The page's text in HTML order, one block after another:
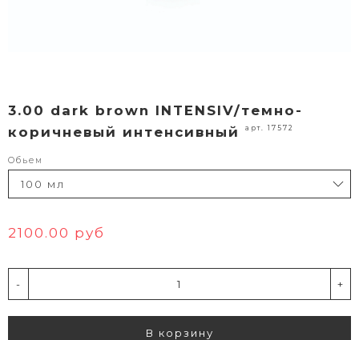
3.00 dark brown INTENSIV/темно-
коричневый интенсивный
арт. 17572
Обьем
2100.00 руб
- +
В корзину